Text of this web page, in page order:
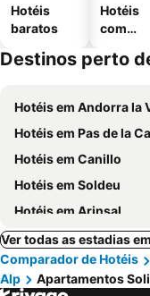
Hotéis
baratos
Hotéis
com
Destinos perto
Hotéis em Andorra la
Hotéis em Pas de la
Hotéis em Canillo
Hotéis em Soldeu
Hotéis em Arinsal
Ver todas as estadias
Comparador de Hotéis
Alp
Apartamentos